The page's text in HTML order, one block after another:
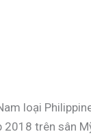
loại
trên sân